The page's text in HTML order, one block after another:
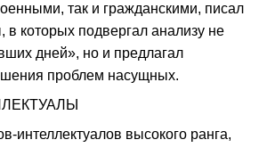
так и гражданскими, писал
в которых подвергал анализу не
дней», но и предлагал
проблем насущных.
интеллектуалов высокого ранга,